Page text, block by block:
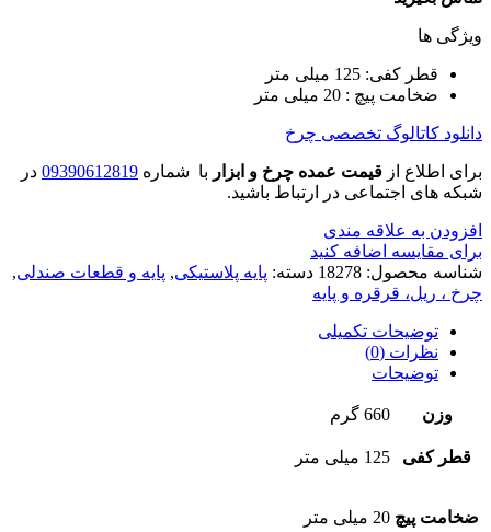
ویژگی ها
قطر کفی: 125 میلی متر
ضخامت پیچ : 20 میلی متر
دانلود کاتالوگ تخصصی چرخ
برای اطلاع از قیمت عمده چرخ و ابزار با شماره 09390612819 در
شبکه های اجتماعی در ارتباط باشید.
افزودن به علاقه مندی
برای مقایسه اضافه کنید
شناسه محصول: 18278 دسته: پایه پلاستیکی, پایه و قطعات صندلی,
چرخ ، ریل، قرقره و پایه
توضیحات تکمیلی
نظرات (0)
توضیحات
وزن 660 گرم
قطر کفی 125 میلی متر
ضخامت پیچ 20 میلی متر